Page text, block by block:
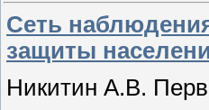
Сеть
защиты
Никитин А.В.